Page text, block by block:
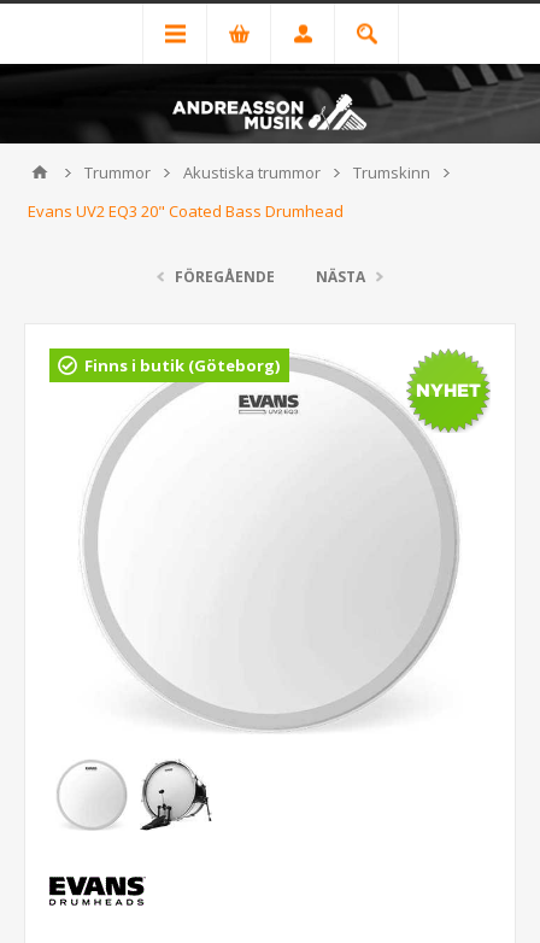
Trummor Akustiska trummor
Trumskinn
Evans UV2 EQ3 20" Coated Bass Drumhead
FÖREGÅENDE NÄSTA
Finns i butik (Göteborg)